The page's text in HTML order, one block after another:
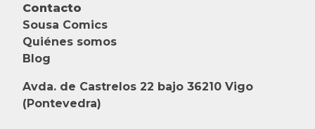
Contacto
Sousa Comics
Quiénes somos
Blog
Avda. de Castrelos 22 bajo 36210 Vigo
(Pontevedra)